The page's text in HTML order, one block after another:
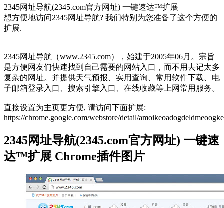
2345网址导航(2345.com官方网址) 一键速达™扩展
想方便地访问2345网址导航? 我们特别为您准备了这个方便的
扩展.
2345网址导航（www.2345.com），始建于2005年06月。宗旨
是方便网友们快速找到自己需要的网站入口，而不用去记太多
复杂的网址。并提供天气预报、实用查询、常用软件下载、电
子邮箱登录入口、搜索引擎入口、在线收藏等上网常用服务。
直接设置为主页更方便, 请访问下面扩展:
https://chrome.google.com/webstore/detail/
2345网址导航(2345.com官方网址) 一键速
达™扩展 Chrome插件图片